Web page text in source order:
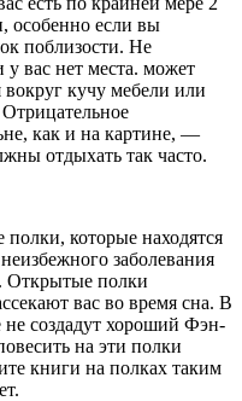
особенно если вы
поблизости. Не
вас нет места. может
вокруг кучу мебели или
как и на картине, —
отдыхать так часто.
которые находятся
заболевания
Открытые полки
вас во время сна. В
создадут хороший Фэн-
на эти полки
книги на полках таким